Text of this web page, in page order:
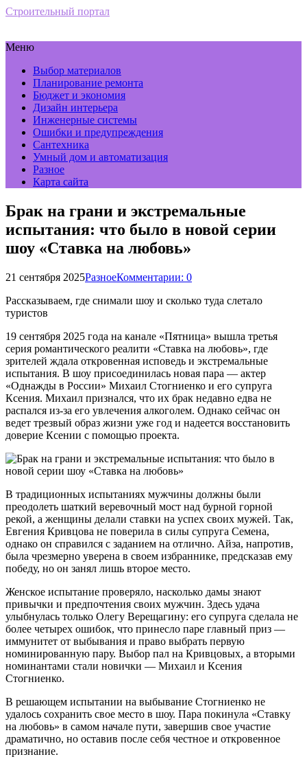
Строительный портал
Меню
Выбор материалов
Планирование ремонта
Бюджет и экономия
Дизайн интерьера
Инженерные системы
Ошибки и предупреждения
Сантехника
Умный дом и автоматизация
Разное
Карта сайта
Брак на грани и экстремальные
испытания: что было в новой серии
шоу «Ставка на любовь»
21 сентября 2025РазноеКомментарии: 0
Рассказываем, где снимали шоу и сколько туда слетало
туристов
19 сентября 2025 года на канале «Пятница» вышла третья
серия романтического реалити «Ставка на любовь», где
зрителей ждала откровенная исповедь и экстремальные
испытания. В шоу присоединилась новая пара — актер
«Однажды в России» Михаил Стогниенко и его супруга
Ксения. Михаил признался, что их брак недавно едва не
распался из-за его увлечения алкоголем. Однако сейчас он
ведет трезвый образ жизни уже год и надеется восстановить
доверие Ксении с помощью проекта.
В традиционных испытаниях мужчины должны были
преодолеть шаткий веревочный мост над бурной горной
рекой, а женщины делали ставки на успех своих мужей. Так,
Евгения Кривцова не поверила в силы супруга Семена,
однако он справился с заданием на отлично. Айза, напротив,
была чрезмерно уверена в своем избраннике, предсказав ему
победу, но он занял лишь второе место.
Женское испытание проверяло, насколько дамы знают
привычки и предпочтения своих мужчин. Здесь удача
улыбнулась только Олегу Верещагину: его супруга сделала не
более четырех ошибок, что принесло паре главный приз —
иммунитет от выбывания и право выбрать первую
номинированную пару. Выбор пал на Кривцовых, а вторыми
номинантами стали новички — Михаил и Ксения
Стогниенко.
В решающем испытании на выбывание Стогниенко не
удалось сохранить свое место в шоу. Пара покинула «Ставку
на любовь» в самом начале пути, завершив свое участие
драматично, но оставив после себя честное и откровенное
признание.